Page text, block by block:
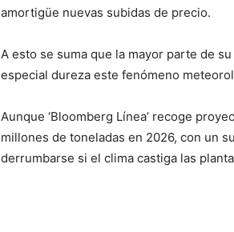
amortigüe nuevas subidas de precio.
A esto se suma que la mayor parte de
especial dureza este fenómeno
Aunque ‘Bloomberg Línea’ recoge
millones de toneladas en 2026, con un
derrumbarse si el clima castiga las